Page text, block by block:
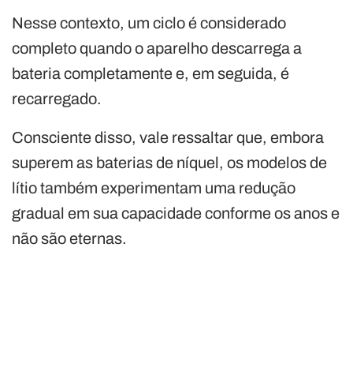
Nesse contexto, um ciclo é considerado
completo quando o aparelho descarrega a
bateria completamente e, em seguida, é
recarregado.
Consciente disso, vale ressaltar que, embora
superem as baterias de níquel, os modelos de
lítio também experimentam uma redução
gradual em sua capacidade conforme os anos e
não são eternas.